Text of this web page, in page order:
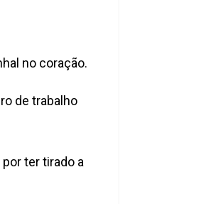
no coração.
de trabalho
ter tirado a